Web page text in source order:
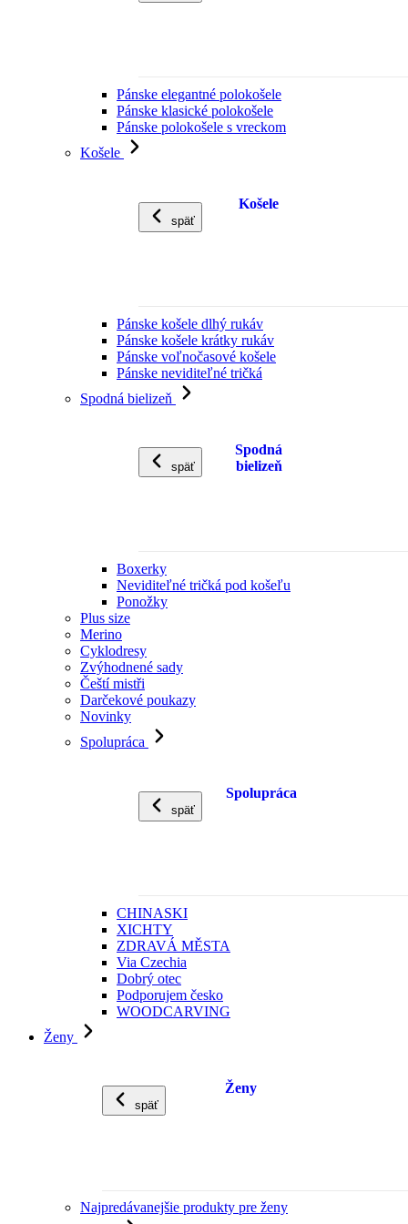
Pánske elegantné polokošele
Pánske klasické polokošele
Pánske polokošele s vreckom
Košele
späť
Košele
Pánske košele dlhý rukáv
Pánske košele krátky rukáv
Pánske voľnočasové košele
Pánske neviditeľné tričká
Spodná bielizeň
späť
Spodná
bielizeň
Boxerky
Neviditeľné tričká pod košeľu
Ponožky
Plus size
Merino
Cyklodresy
Zvýhodnené sady
Čeští mistři
Darčekové poukazy
Novinky
Spolupráca
späť
Spolupráca
CHINASKI
XICHTY
ZDRAVÁ MĚSTA
Via Czechia
Dobrý otec
Podporujem česko
WOODCARVING
Ženy
späť
Ženy
Najpredávanejšie produkty pre ženy